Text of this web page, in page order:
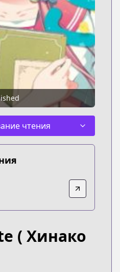
чтения
( Хинако